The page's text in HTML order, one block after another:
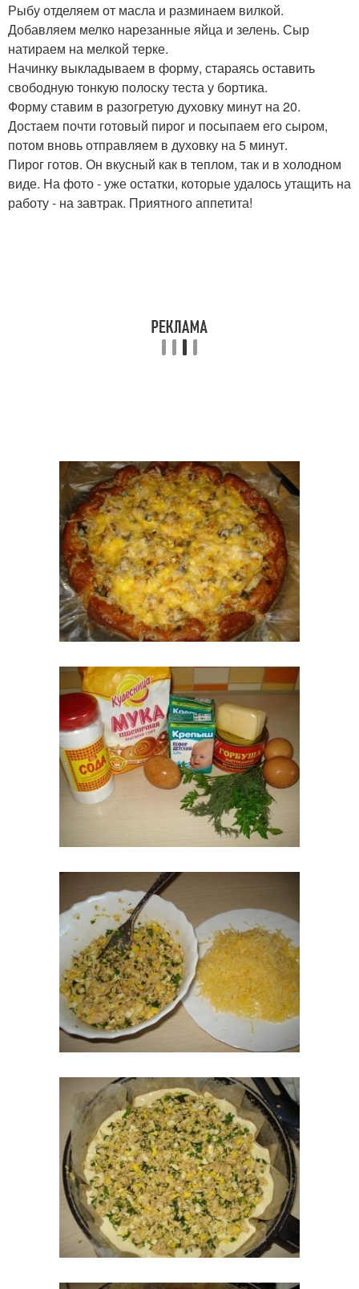
Рыбу отделяем от масла и разминаем вилкой.
Добавляем мелко нарезанные яйца и зелень. Сыр
натираем на мелкой терке.
Начинку выкладываем в форму, стараясь оставить
свободную тонкую полоску теста у бортика.
Форму ставим в разогретую духовку минут на 20.
Достаем почти готовый пирог и посыпаем его сыром,
потом вновь отправляем в духовку на 5 минут.
Пирог готов. Он вкусный как в теплом, так и в холодном
виде. На фото - уже остатки, которые удалось утащить на
работу - на завтрак. Приятного аппетита!